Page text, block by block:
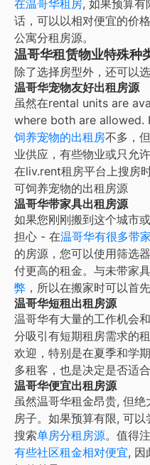
在温哥华租房, 如果预算有
话，可以以相对便宜的价
公寓分租房源。
温哥华租赁物业特殊种
除了选择房型外，还可以
温哥华宠物友好出租房源
虽然在rental units are
where both are allowed.
饲养宠物的出租房不多，
业供应，有些物业或只允许
在liv.rent租房平台上搜房
可饲养宠物的出租房源
温哥华带家具出租房源
如果您刚刚搬到这个城市
担心 - 在温哥华有很多带
的房源，您可以使用筛选
付更高的租金。与未带家
弊 ，所以在搬家时可以首
温哥华短租出租房源
温哥华有大量的工作机会
分吸引有短期租房需求的租
欢迎，特别是在夏季和学
多租客，也是决定是否适
温哥华便宜出租房源
虽然温哥华租金昂贵, 但绝
房子。如果预算有限, 可
搜索单房分租房源。值得
有些社区租金相对便宜, 因